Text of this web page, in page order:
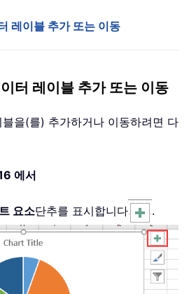
레이블 추가 또는 이동
터 레이블 추가 또는 이동
을(를) 추가하거나 이동하려면 다
에서
요소단추를 표시합니다 .